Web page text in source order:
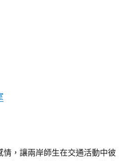
情，讓兩岸師生在交通活動中彼